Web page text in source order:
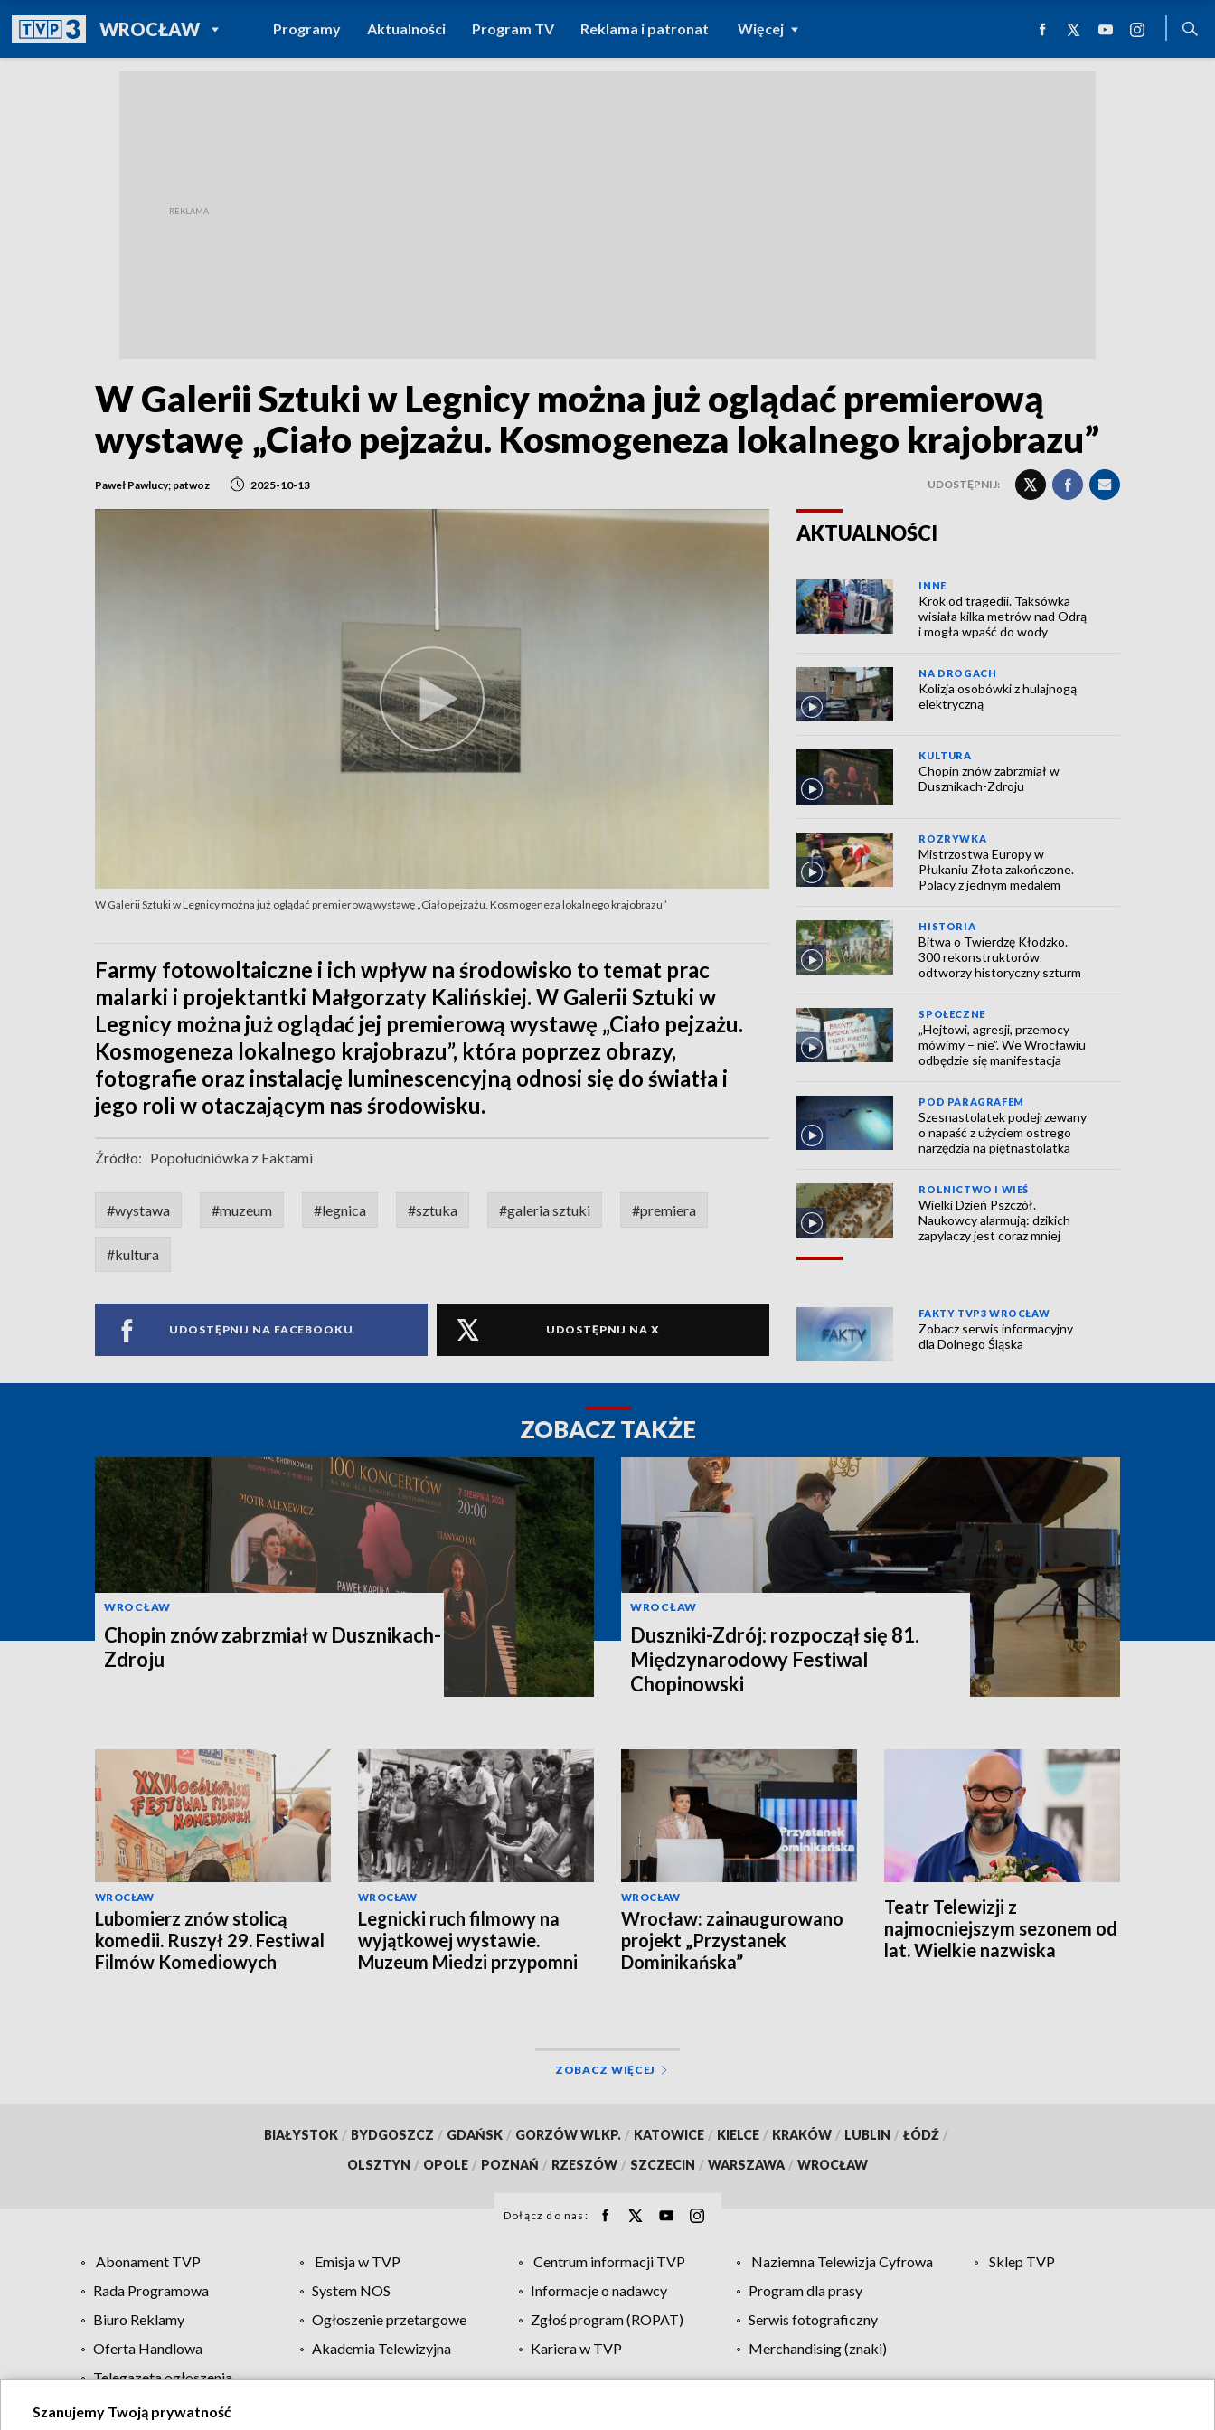
WROCŁAWPOWRÓT DO
TVP REGIONY
Programy Aktualności Program TV Reklama i patronat Więcej
W Galerii Sztuki w Legnicy można już oglądać premierową
wystawę „Ciało pejzażu. Kosmogeneza lokalnego krajobrazu”
Paweł Pawlucy; patwoz 2025-10-13 UDOSTĘPNIJ:
W Galerii Sztuki w Legnicy można już oglądać premierową wystawę „Ciało pejzażu. Kosmogeneza lokalnego krajobrazu”
Farmy fotowoltaiczne i ich wpływ na środowisko to temat prac
malarki i projektantki Małgorzaty Kalińskiej. W Galerii Sztuki w
Legnicy można już oglądać jej premierową wystawę „Ciało pejzażu.
Kosmogeneza lokalnego krajobrazu”, która poprzez obrazy,
fotografie oraz instalację luminescencyjną odnosi się do światła i
jego roli w otaczającym nas środowisku.
Źródło: Popołudniówka z Faktami
#wystawa #muzeum #legnica #sztuka #galeria sztuki #premiera
#kultura
UDOSTĘPNIJ NA FACEBOOKU UDOSTĘPNIJ NA X
AKTUALNOŚCI
INNE
Krok od tragedii. Taksówka
wisiała kilka metrów nad Odrą
i mogła wpaść do wody
NA DROGACH
Kolizja osobówki z hulajnogą
elektryczną
KULTURA
Chopin znów zabrzmiał w
Dusznikach-Zdroju
ROZRYWKA
Mistrzostwa Europy w
Płukaniu Złota zakończone.
Polacy z jednym medalem
HISTORIA
Bitwa o Twierdzę Kłodzko.
300 rekonstruktorów
odtworzy historyczny szturm
SPOŁECZNE
„Hejtowi, agresji, przemocy
mówimy – nie”. We Wrocławiu
odbędzie się manifestacja
POD PARAGRAFEM
Szesnastolatek podejrzewany
o napaść z użyciem ostrego
narzędzia na piętnastolatka
ROLNICTWO I WIEŚ
Wielki Dzień Pszczół.
Naukowcy alarmują: dzikich
zapylaczy jest coraz mniej
FAKTY TVP3 WROCŁAW
Zobacz serwis informacyjny
dla Dolnego Śląska
ZOBACZ TAKŻE
WROCŁAW
Chopin znów zabrzmiał w Dusznikach-
Zdroju
WROCŁAW
Duszniki-Zdrój: rozpoczął się 81.
Międzynarodowy Festiwal
Chopinowski
WROCŁAW
Lubomierz znów stolicą
komedii. Ruszył 29. Festiwal
Filmów Komediowych
WROCŁAW
Legnicki ruch filmowy na
wyjątkowej wystawie.
Muzeum Miedzi przypomni
WROCŁAW
Wrocław: zainaugurowano
projekt „Przystanek
Dominikańska”
Teatr Telewizji z
najmocniejszym sezonem od
lat. Wielkie nazwiska
ZOBACZ WIĘCEJ
BIAŁYSTOK / BYDGOSZCZ / GDAŃSK / GORZÓW WLKP. / KATOWICE / KIELCE / KRAKÓW / LUBLIN / ŁÓDŹ /
OLSZTYN / OPOLE / POZNAŃ / RZESZÓW / SZCZECIN / WARSZAWA / WROCŁAW
Dołącz do nas:
Abonament TVP Emisja w TVP Centrum informacji TVP Naziemna Telewizja Cyfrowa
Sklep TVP
Rada Programowa
System NOS Informacje o nadawcy
Program dla prasy
Biuro Reklamy
Ogłoszenie przetargowe Zgłoś program (ROPAT)
Serwis fotograficzny
Oferta Handlowa
Akademia Telewizyjna Kariera w TVP
Merchandising (znaki)
Telegazeta ogłoszenia
Szanujemy Twoją prywatność